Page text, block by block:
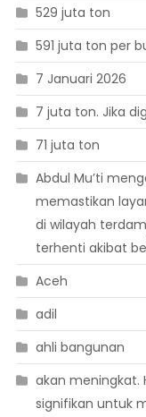
529 juta ton
591 juta ton per
7 Januari 2026
7 juta ton. Jika
71 juta ton
Abdul Mu’ti
memastikan
di wilayah
terhenti akibat
Aceh
adil
ahli bangunan
akan meningkat.
signifikan untuk